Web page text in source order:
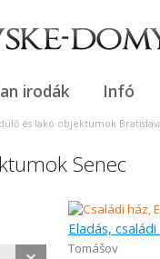
irodák Infó
és lakó objektumok
Senec
Eladás,
Tomášov